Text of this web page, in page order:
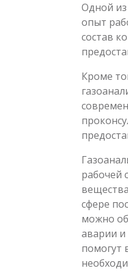
Одной из
опыт
состав
Кроме
рабочей
сфере
можно
аварии и
помогут